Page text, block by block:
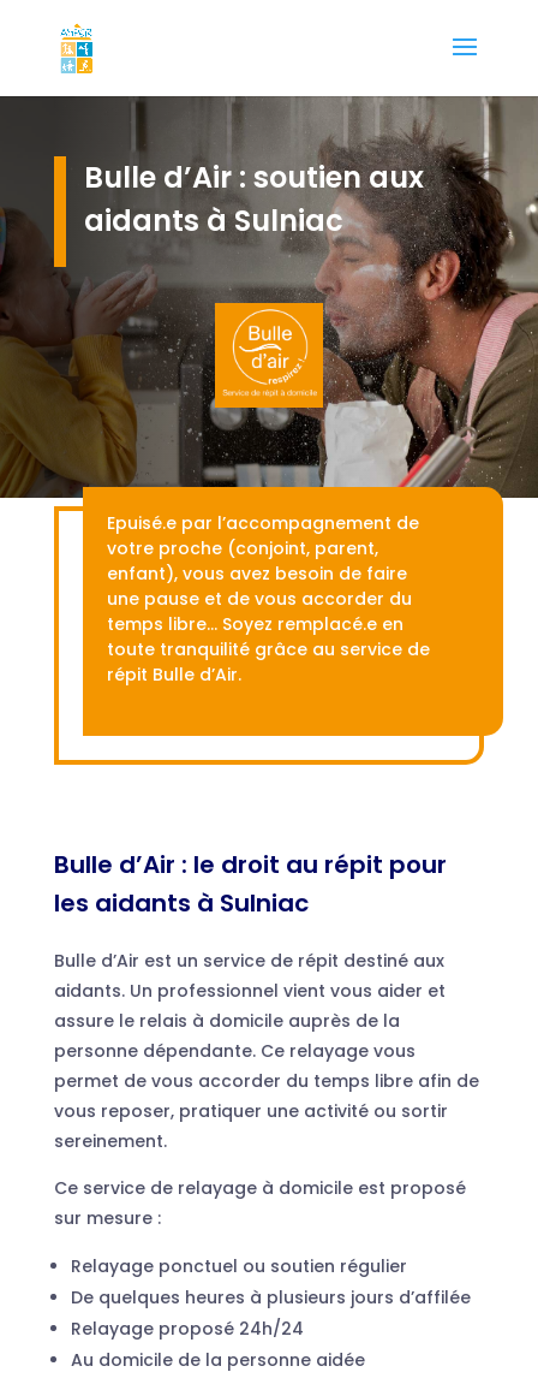
Bulle d’Air : soutien aux
aidants à Sulniac
Epuisé.e par l’accompagnement de
votre proche (conjoint, parent,
enfant), vous avez besoin de faire
une pause et de vous accorder du
temps libre… Soyez remplacé.e en
toute tranquilité grâce au service de
répit Bulle d’Air.
Bulle d’Air : le droit au répit pour
les aidants à Sulniac
Bulle d’Air est un service de répit destiné aux
aidants. Un professionnel vient vous aider et
assure le relais à domicile auprès de la
personne dépendante. Ce relayage vous
permet de vous accorder du temps libre afin de
vous reposer, pratiquer une activité ou sortir
sereinement.
Ce service de relayage à domicile est proposé
sur mesure :
Relayage ponctuel ou soutien régulier
De quelques heures à plusieurs jours d’affilée
Relayage proposé 24h/24
Au domicile de la personne aidée